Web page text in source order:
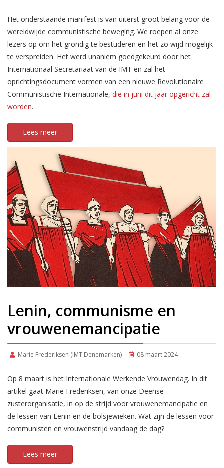
Het onderstaande manifest is van uiterst groot belang voor de
wereldwijde communistische beweging. We roepen al onze
lezers op om het grondig te bestuderen en het zo wijd mogelijk
te verspreiden. Het werd unaniem goedgekeurd door het
Internationaal Secretariaat van de IMT en zal het
oprichtingsdocument vormen van een nieuwe Revolutionaire
Communistische Internationale, die in juni dit jaar opgericht zal
worden.
Lees meer
Lenin, communisme en
vrouwenemancipatie
Marie Frederiksen (IMT Denemarken) 08 maart 2024
Op 8 maart is het Internationale Werkende Vrouwendag. In dit
artikel gaat Marie Frederiksen, van onze Deense
zusterorganisatie, in op de strijd voor vrouwenemancipatie en
de lessen van Lenin en de bolsjewieken. Wat zijn de lessen voor
communisten en vrouwenstrijd vandaag de dag?
Lees meer